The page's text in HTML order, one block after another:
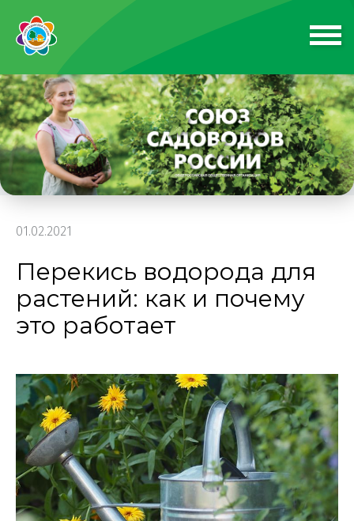
01.02.2021
Перекись водорода для
растений: как и почему
это работает